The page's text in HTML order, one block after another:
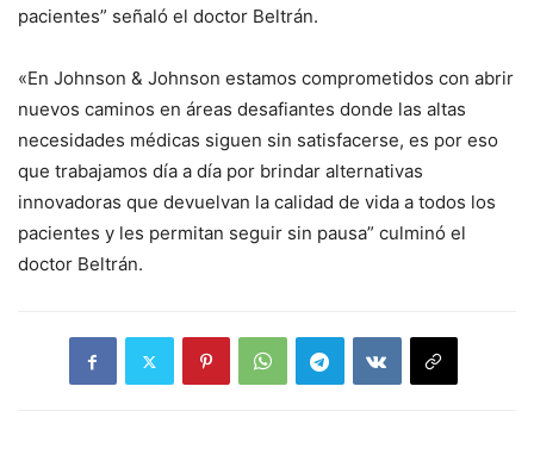
pacientes” señaló el doctor Beltrán.
«En Johnson & Johnson estamos comprometidos con abrir
nuevos caminos en áreas desafiantes donde las altas
necesidades médicas siguen sin satisfacerse, es por eso
que trabajamos día a día por brindar alternativas
innovadoras que devuelvan la calidad de vida a todos los
pacientes y les permitan seguir sin pausa” culminó el
doctor Beltrán.